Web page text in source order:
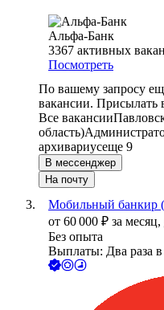
Альфа-Банк
3367 активных
Посмотреть
По вашему запросу
вакансии. Присылать
Все вакансии
область)
архивариусеще 9
В мессенджер
На почту
Мобильный банкир
от 60 000 ₽ за месяц,
Без опыта
Выплаты: Два раза в